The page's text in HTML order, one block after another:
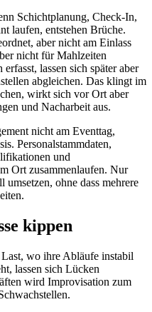
Schichtplanung, Check-In,
laufen, entstehen Brüche.
aber nicht am Einlass
nicht für Mahlzeiten
lassen sich später aber
abgleichen. Das klingt im
wirkt sich vor Ort aber
und Nacharbeit aus.
nicht am Eventtag,
Personalstammdaten,
und
Ort zusammenlaufen. Nur
umsetzen, ohne dass mehrere
kippen
wo ihre Abläufe instabil
lassen sich Lücken
wird Improvisation zum